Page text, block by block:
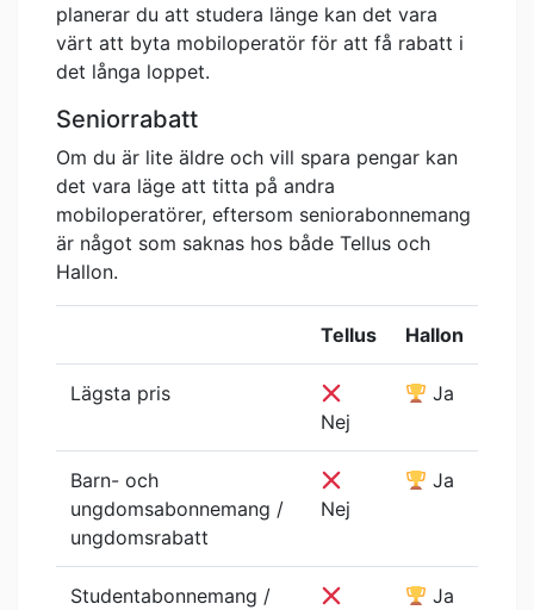
planerar du att studera länge kan det vara
värt att byta mobiloperatör för att få rabatt i
det långa loppet.
Seniorrabatt
Om du är lite äldre och vill spara pengar kan
det vara läge att titta på andra
mobiloperatörer, eftersom seniorabonnemang
är något som saknas hos både Tellus och
Hallon.
Tellus Hallon
Lägsta pris
Nej
Ja
Barn- och
ungdomsabonnemang /
ungdomsrabatt
Nej
Ja
Studentabonnemang /
Ja